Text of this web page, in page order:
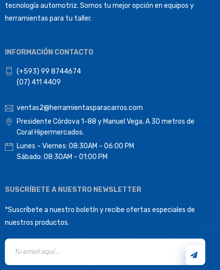
tecnología automotriz. Somos tu mejor opción en equipos y
herramientas para tu taller.
INFORMACIÓN CONTACTO
(+593) 99 8744674
(07) 411 4409
ventas2@herramientasparacarros.com
Presidente Córdova 1-88 y Manuel Vega. A 30 metros de
Coral Hipermercados.
Lunes – Viernes: 08:30AM – 06:00 PM
Sábado: 08:30AM – 01:00 PM
SUSCRÍBETE A NUESTRO NEWSLETTER
*Suscríbete a nuestro boletín y recibe ofertas especiales de
nuestros productos.